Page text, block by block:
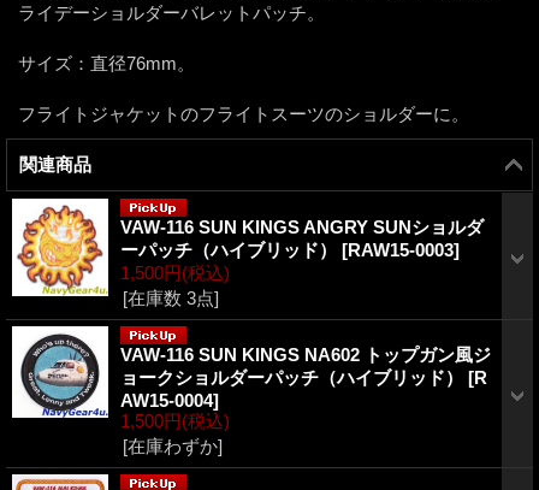
ライデーショルダーバレットパッチ。
サイズ：直径76mm。
フライトジャケットのフライトスーツのショルダーに。
関連商品
VAW-116 SUN KINGS ANGRY SUNショルダ
ーパッチ（ハイブリッド） [RAW15-0003]
1,500円(税込)
[在庫数 3点]
VAW-116 SUN KINGS NA602 トップガン風ジ
ョークショルダーパッチ（ハイブリッド） [R
AW15-0004]
1,500円(税込)
[在庫わずか]